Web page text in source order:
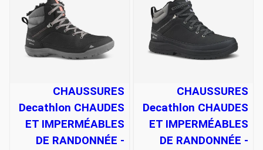
CHAUSSURES
Decathlon CHAUDES
ET IMPERMÉABLES
DE RANDONNÉE -
CHAUSSURES
Decathlon CHAUDES
ET IMPERMÉABLES
DE RANDONNÉE -